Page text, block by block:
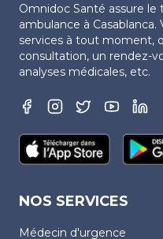
Omnidoc Santé assure
ambulance à
services à tout moment,
consultation, un rendez-
analyses médicales, etc.
NOS SERVICES
Médecin d'urgence